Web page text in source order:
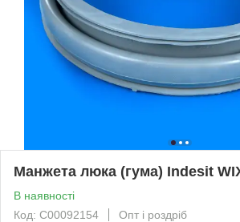
Манжета люка (гума) Indesit
В наявності
Код: C00092154
Опт і роздріб